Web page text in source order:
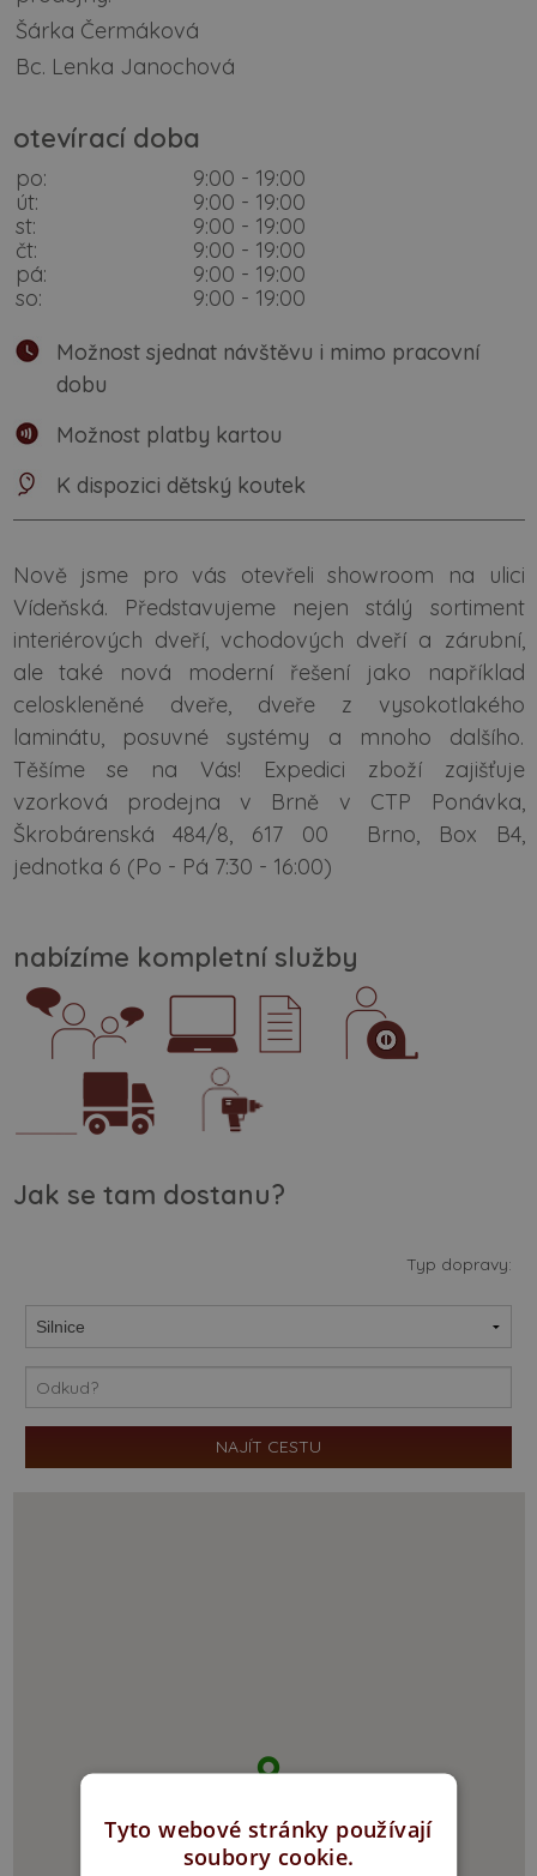
Šárka Čermáková
Bc. Lenka Janochová
otevírací doba
po:
9:00 - 19:00
út:
9:00 - 19:00
st:
9:00 - 19:00
čt:
9:00 - 19:00
pá:
9:00 - 19:00
so:
9:00 - 19:00
Možnost sjednat návštěvu i mimo pracovní
dobu
Možnost platby kartou
K dispozici dětský koutek
Nově jsme pro vás otevřeli showroom na ulici
Vídeňská. Představujeme nejen stálý sortiment
interiérových dveří, vchodových dveří a zárubní,
ale také nová moderní řešení jako například
celoskleněné dveře, dveře z vysokotlakého
laminátu, posuvné systémy a mnoho dalšího.
Těšíme se na Vás! Expedici zboží zajišťuje
vzorková prodejna v Brně v CTP Ponávka,
Škrobárenská 484/8, 617 00 Brno, Box B4,
jednotka 6 (Po - Pá 7:30 - 16:00)
nabízíme kompletní služby
Jak se tam dostanu?
Typ dopravy:
Tyto webové stránky používají
soubory cookie.